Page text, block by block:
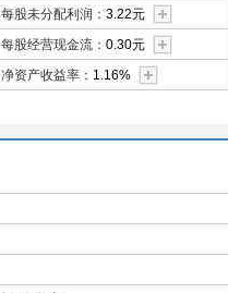
每股未分配利润： 3.22元
每股经营现金流： 0.30元
净资产收益率： 1.16%